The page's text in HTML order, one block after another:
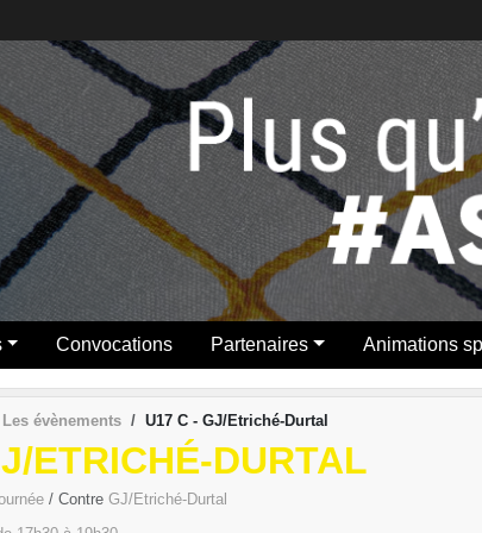
Convocations Partenaires Animations
Les évènements U17 C - GJ/Etriché-Durtal
ETRICHÉ-DURTAL
/ Contre GJ/Etriché-Durtal